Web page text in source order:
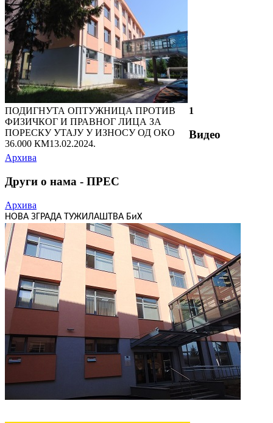
ПОДИГНУТА ОПТУЖНИЦА ПРОТИВ
ФИЗИЧКОГ И ПРАВНОГ ЛИЦА ЗА
ПОРЕСКУ УТАЈУ У ИЗНОСУ ОД ОКО
36.000 КМ13.02.2024.
1
Видео
Архива
Други о нама - ПРЕС
Архива
НОВА ЗГРАДА ТУЖИЛАШТВА БиХ